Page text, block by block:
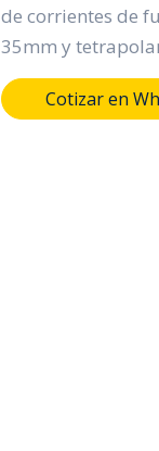
de corrientes de
35mm y
Cotizar en